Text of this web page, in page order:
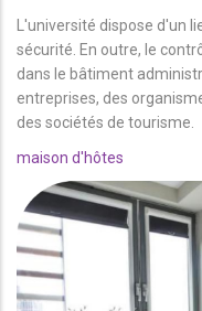
L'université dispose d'un
sécurité. En outre, le
dans le bâtiment
entreprises, des
des sociétés de tourisme.
maison d'hôtes